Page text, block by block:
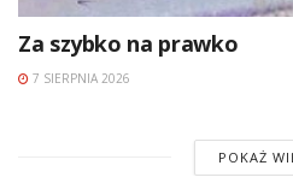
Za szybko na prawko
7 SIERPNIA 2026
POKAŻ